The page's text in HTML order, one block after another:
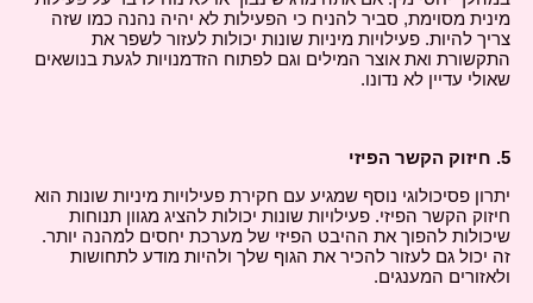
מינית מסוימת, סביר להניח כי הפעילות לא יהיה נהנה כמו שזה
צריך להיות. פעילויות מיניות שונות יכולות לעזור לשפר את
התקשורת ואת אוצר המילים וגם לפתוח הזדמנויות לגעת בנושאים
שאולי עדיין לא נדונו.
5. חיזוק הקשר הפיזי
יתרון פסיכולוגי נוסף שמגיע עם חקירת פעילויות מיניות שונות הוא
חיזוק הקשר הפיזי. פעילויות שונות יכולות להציג מגוון תנוחות
שיכולות להפוך את ההיבט הפיזי של מערכת יחסים למהנה יותר.
זה יכול גם לעזור להכיר את הגוף שלך ולהיות מודע לתחושות
ולאזורים המענגים.